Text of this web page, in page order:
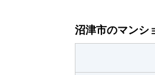
沼津市のマンシ